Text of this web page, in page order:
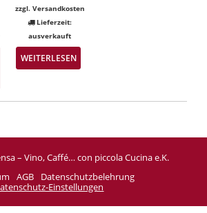
zzgl. Versandkosten
Lieferzeit:
ausverkauft
WEITERLESEN
– Vino, Caffé… con piccola Cucina e.K.
AGB
Datenschutzbelehrung
Einstellungen